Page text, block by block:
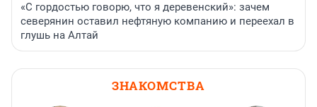
«С гордостью говорю, что я деревенский»: зачем
северянин оставил нефтяную компанию и переехал в
глушь на Алтай
ЗНАКОМСТВА